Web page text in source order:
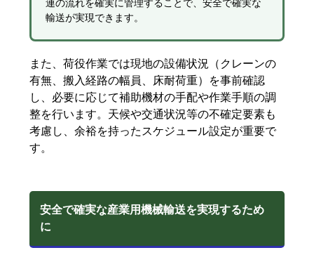
連の流れを確実に管理することで、安全で確実な
輸送が実現できます。
また、荷役作業では現地の設備状況（クレーンの
有無、搬入経路の幅員、床耐荷重）を事前確認
し、必要に応じて補助機材の手配や作業手順の調
整を行います。天候や交通状況等の不確定要素も
考慮し、余裕を持ったスケジュール設定が重要で
す。
安全で確実な産業用機械輸送を実現するため
に